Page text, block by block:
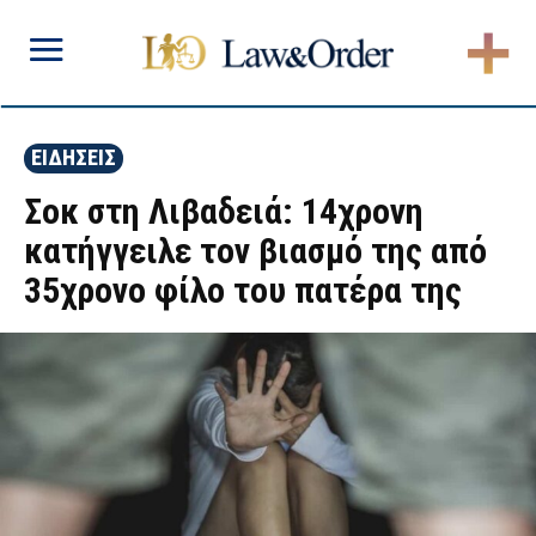
ΕΙΔΗΣΕΙΣ
Σοκ στη Λιβαδειά: 14χρονη
κατήγγειλε τον βιασμό της από
35χρονο φίλο του πατέρα της